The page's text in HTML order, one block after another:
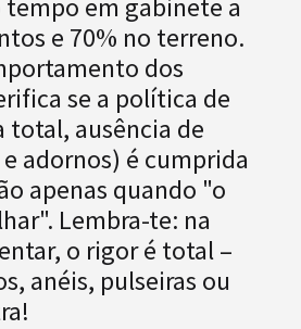
tempo em gabinete a
e 70% no terreno.
dos
se a política de
total, ausência de
adornos) é cumprida
apenas quando "o
Lembra-te: na
o rigor é total –
anéis, pulseiras ou